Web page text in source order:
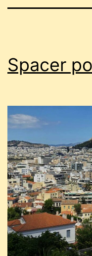
Spacer